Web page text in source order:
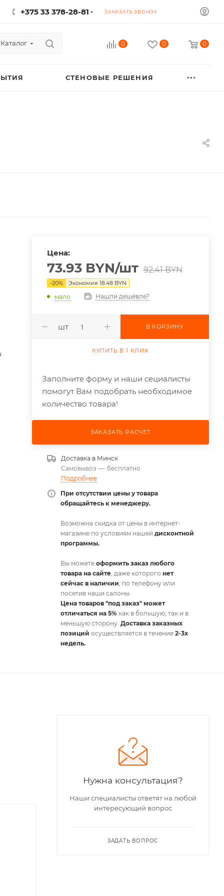
+375 33 378-28-81 ЗАКАЗАТЬ ЗВОНОК
Каталог 0 0 0
СТЕНОВЫЕ РЕШЕНИЯ
Цена:
73.93BYN/шт 92.41BYN
-20% Экономия 18.48BYN
мало Нашли дешевле?
шт В КОРЗИНУ
КУПИТЬ В 1 КЛИК
Заполните форму и наши сециалисты
помогут Вам подобрать необходимое
количество товара!
ЗАКАЗАТЬ РАСЧЕТ
Доставка в Минск
Самовывоз — бесплатно
Подробнее
При отсутствии цены у товара
обращайтесь к менеджеру.
Возможна скидка от цены в интернет-
магазине по условиям нашей дисконтной
программы.
Вы можете оформить заказ любого
товара на сайте, даже которого нет
сейчас в наличии, по телефону или
посетив наши салоны.
Цена товаров "под заказ" может
отличаться на 5%как в большую, так и в
меньшую сторону. Доставка заказных
позиций осуществляется в течение 2-3х
недель.
Нужна консультация?
Наши специалисты ответят на любой
интересующий вопрос
ЗАДАТЬ ВОПРОС